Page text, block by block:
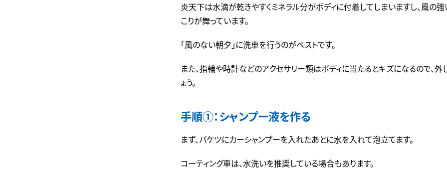
炎天下は水滴が乾きやすくミネラル分がボディに付着してしまいますし、風の
こりが舞っています。
「風のない朝夕」に洗車を行うのがベストです。
また、指輪や時計などのアクセサリー類はボディに当たるとキズになるので、外
ょう。
手順①：シャンプー液を作る
まず、バケツにカーシャンプーを入れたあとに水を入れて泡立てます。
コーティング車は、水洗いを推奨している場合もあります。